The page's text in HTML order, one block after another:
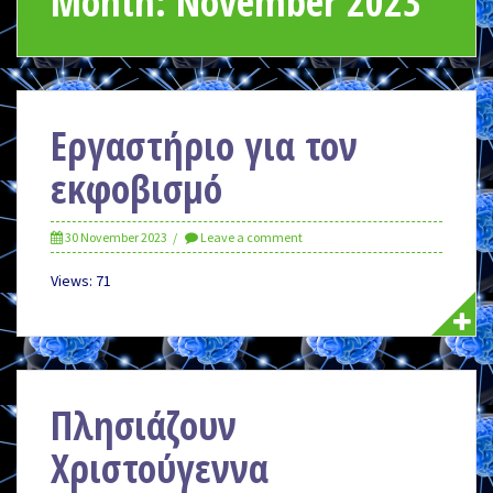
Εργαστήριο για τον
εκφοβισμό
30 November 2023 Leave a comment
Views: 71
Πλησιάζουν
Χριστούγεννα